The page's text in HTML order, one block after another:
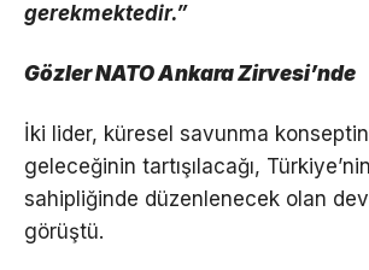
gerekmektedir.”
Gözler NATO Ankara Zirvesi’nde
İki lider, küresel savunma
geleceğinin tartışılacağı,
sahipliğinde düzenlenecek olan
görüştü.